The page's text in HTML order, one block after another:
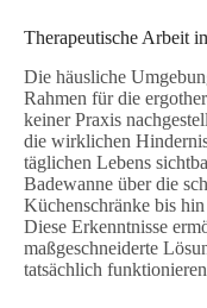
Therapeutische Arbeit
Die häusliche
Rahmen für die
keiner Praxis
die wirklichen
täglichen Lebens
Badewanne über die
Küchenschränke bis
Diese Erkenntnisse
maßgeschneiderte
tatsächlich